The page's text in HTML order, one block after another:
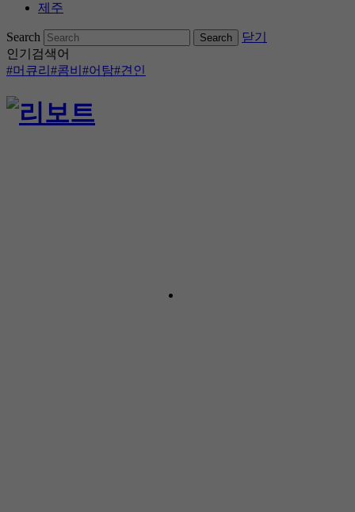
제주
콘
텐
츠
바
Search
닫기
인기검색어
#머큐리 #콤비 #어탐#견인